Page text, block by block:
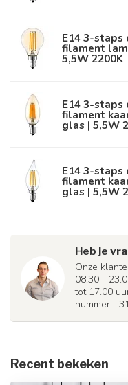
E14 3-staps
filament
5,5W 2200K
E14 3-staps
filament
glas | 5,5W
E14 3-staps
filament
glas | 5,5W
Heb je
Onze
08.30 -
tot 17.00
nummer
Recent bekeken